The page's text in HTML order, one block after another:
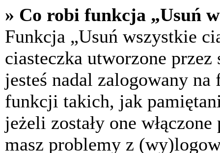
» Co robi funkcja „Usuń
Funkcja „Usuń wszystkie
ciasteczka utworzone
jesteś nadal zalogowany
funkcji takich, jak
jeżeli zostały one
masz problemy z